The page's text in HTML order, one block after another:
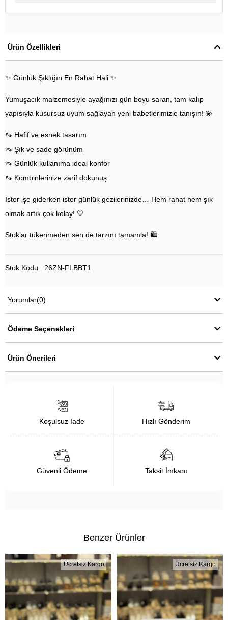
Ürün Özellikleri
✨ Günlük Şıklığın En Rahat Hali ✨
Yumuşacık malzemesiyle ayağınızı gün boyu saran, tam kalıp
yapısıyla kusursuz uyum sağlayan yeni babetlerimizle tanışın! 💫
👡 Hafif ve esnek tasarım
👡 Şık ve sade görünüm
👡 Günlük kullanıma ideal konfor
👡 Kombinlerinize zarif dokunuş
İster işe giderken ister günlük gezilerinizde… Hem rahat hem şık
olmak artık çok kolay! 🤍
Stoklar tükenmeden sen de tarzını tamamla! 🛍️
Stok Kodu : 26ZN-FLBBT1
Yorumlar(0)
Ödeme Seçenekleri
Ürün Önerileri
Koşulsuz İade Hızlı Gönderim
Güvenli Ödeme Taksit İmkanı
Benzer Ürünler
Ücretsiz Kargo Ücretsiz Kargo